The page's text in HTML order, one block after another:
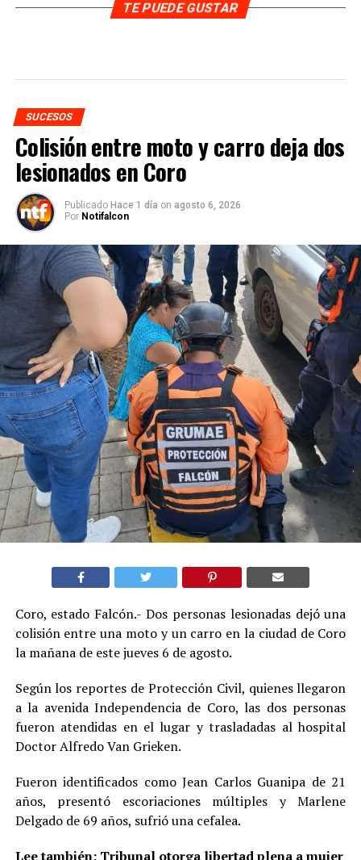
TE PUEDE GUSTAR
SUCESOS
Colisión entre moto y carro deja dos
lesionados en Coro
Publicado Hace 1 día on agosto 6, 2026
Por Notifalcon
Coro, estado Falcón.- Dos personas lesionadas dejó una
colisión entre una moto y un carro en la ciudad de Coro
la mañana de este jueves 6 de agosto.
Según los reportes de Protección Civil, quienes llegaron
a la avenida Independencia de Coro, las dos personas
fueron atendidas en el lugar y trasladadas al hospital
Doctor Alfredo Van Grieken.
Fueron identificados como Jean Carlos Guanipa de 21
años, presentó escoriaciones múltiples y Marlene
Delgado de 69 años, sufrió una cefalea.
Lee también: Tribunal otorga libertad plena a mujer